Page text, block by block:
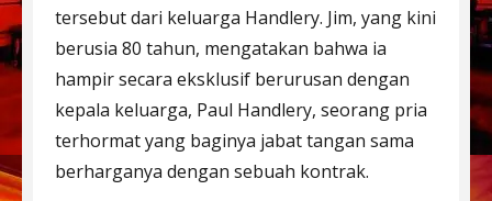
tersebut dari keluarga Handlery. Jim, yang kini
berusia 80 tahun, mengatakan bahwa ia
hampir secara eksklusif berurusan dengan
kepala keluarga, Paul Handlery, seorang pria
terhormat yang baginya jabat tangan sama
berharganya dengan sebuah kontrak.